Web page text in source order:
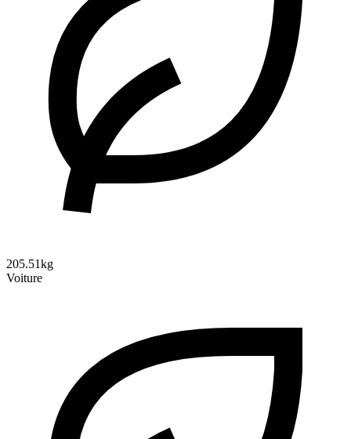
205.51kg
Voiture